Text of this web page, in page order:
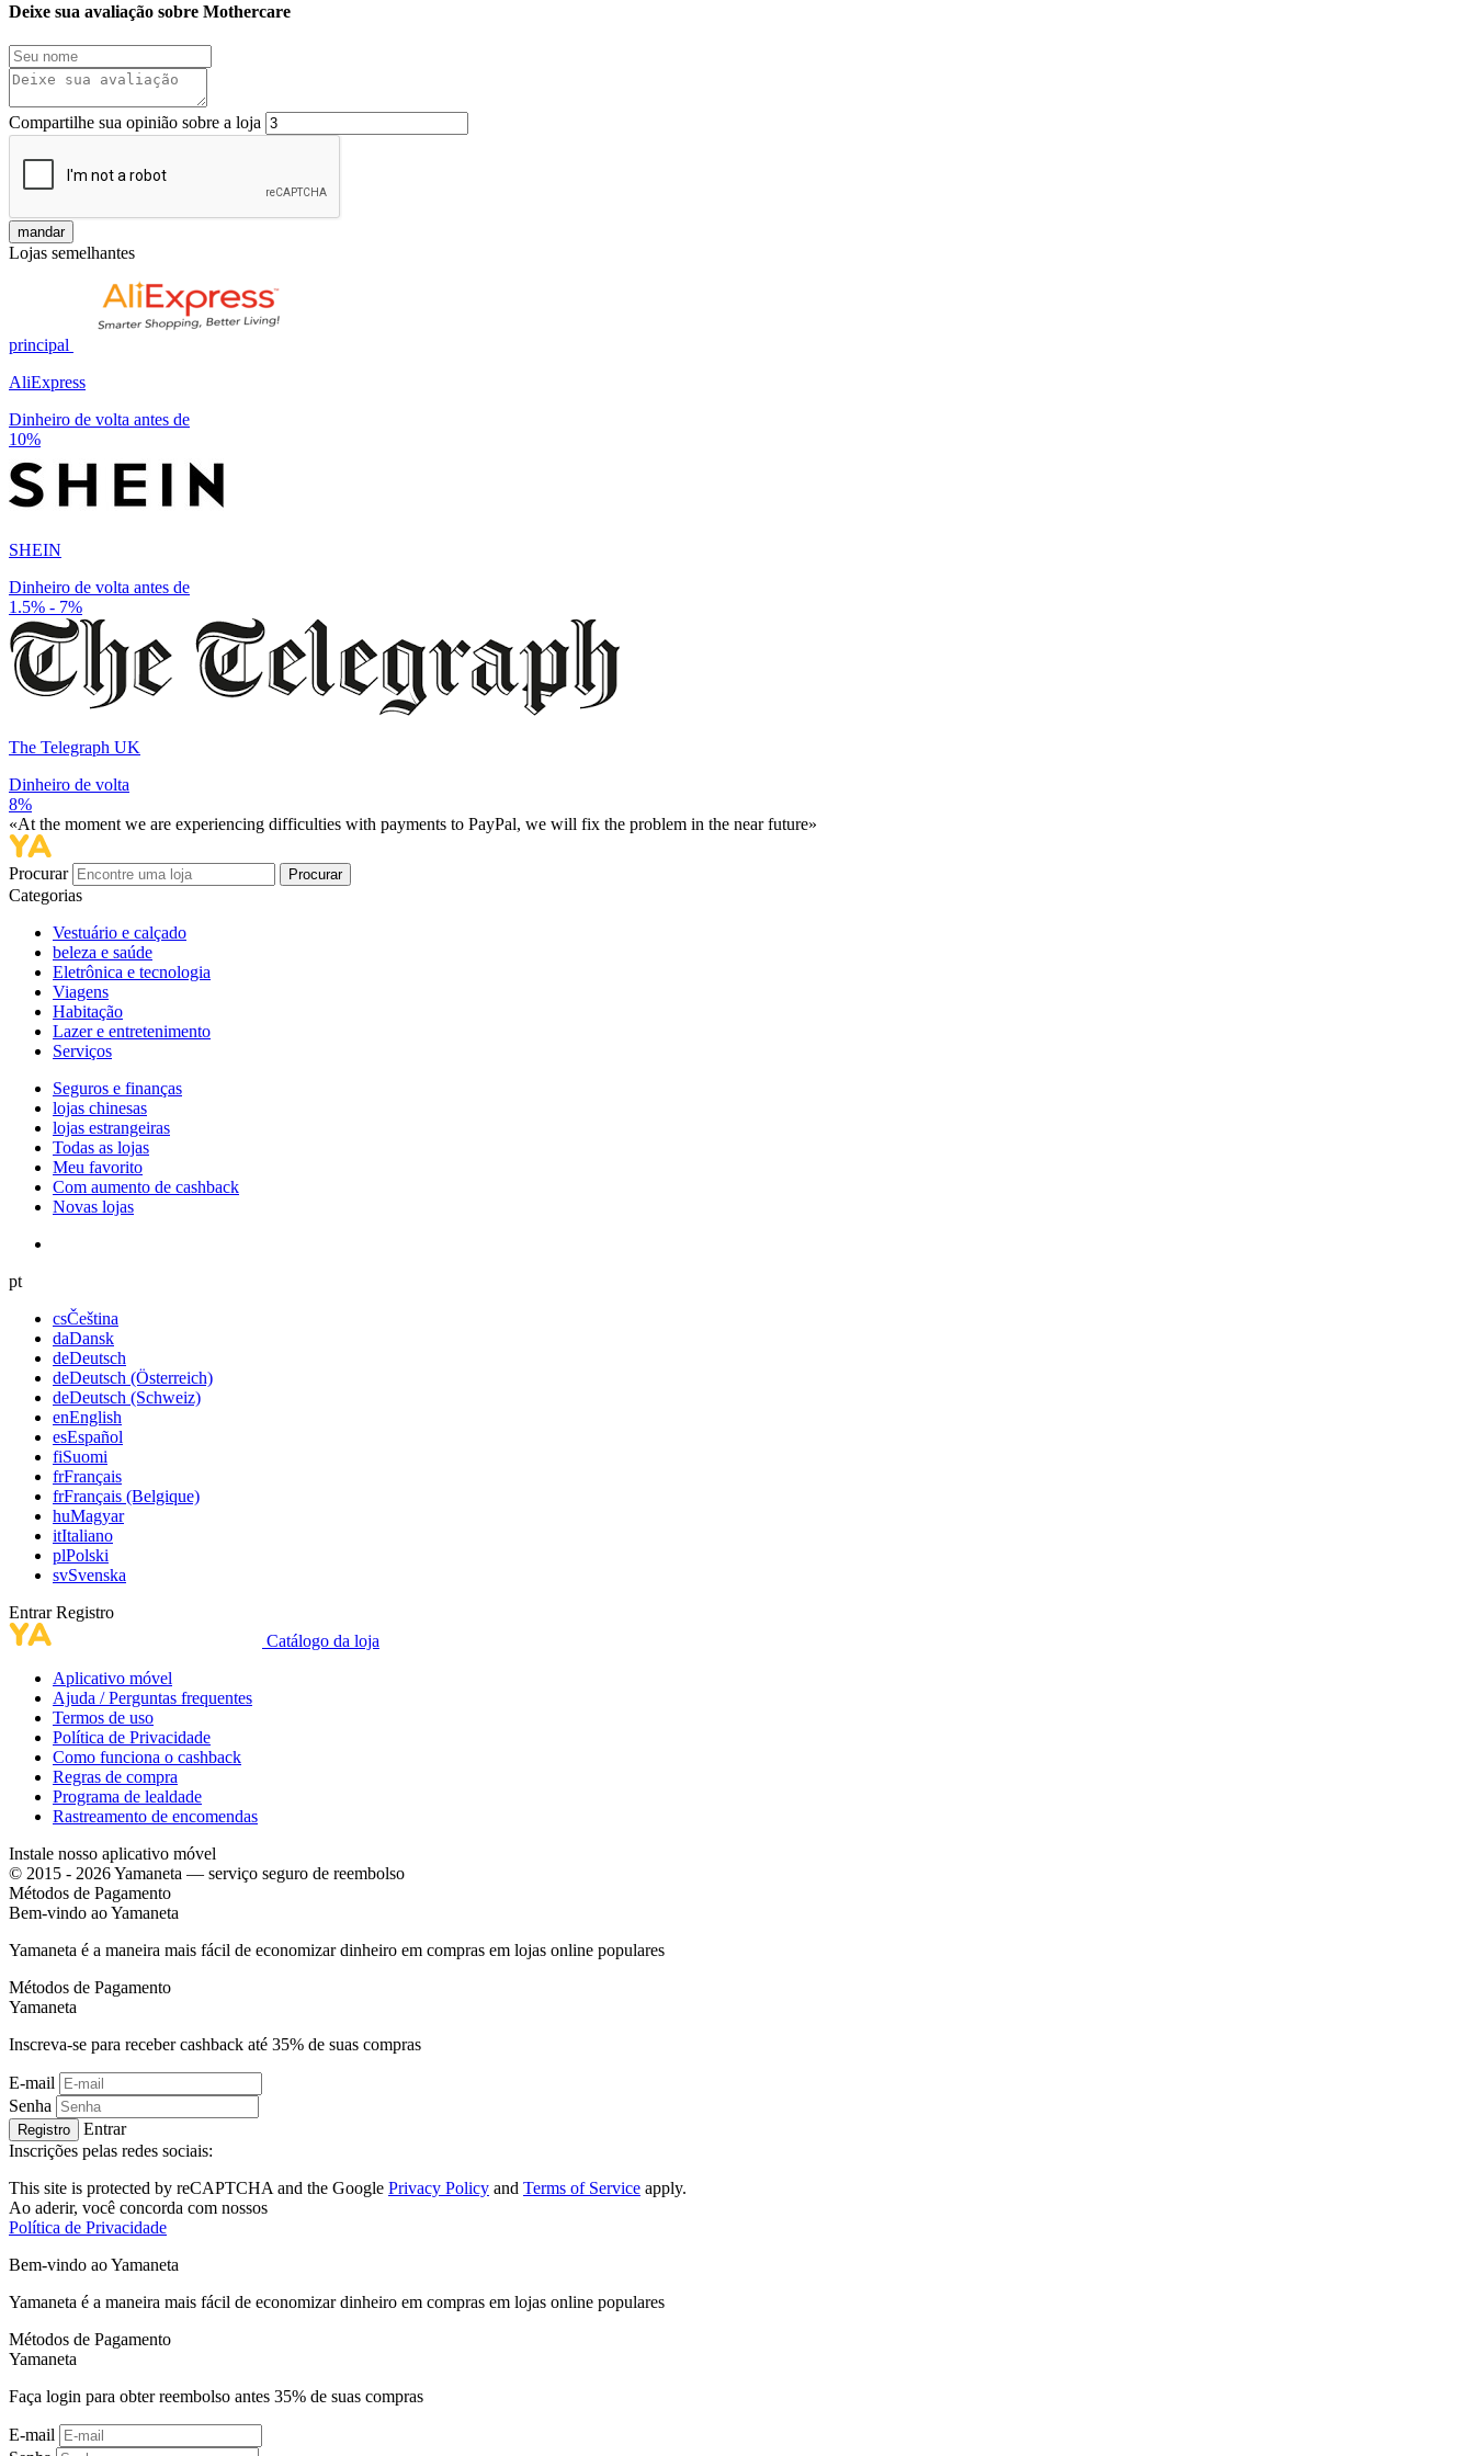
Deixe sua avaliação sobre Mothercare
Compartilhe sua opinião sobre a loja
mandar
Lojas semelhantes
principal
AliExpress
Dinheiro de volta antes de
10%
SHEIN
Dinheiro de volta antes de
1.5% - 7%
The Telegraph UK
Dinheiro de volta
8%
«At the moment we are experiencing difficulties with payments to PayPal, we will fix the problem in the near future»
Procurar Procurar
Categorias
Vestuário e calçado
beleza e saúde
Eletrônica e tecnologia
Viagens
Habitação
Lazer e entretenimento
Serviços
Seguros e finanças
lojas chinesas
lojas estrangeiras
Todas as lojas
Meu favorito
Com aumento de cashback
Novas lojas
pt
csČeština
daDansk
deDeutsch
deDeutsch (Österreich)
deDeutsch (Schweiz)
enEnglish
esEspañol
fiSuomi
frFrançais
frFrançais (Belgique)
huMagyar
itItaliano
plPolski
svSvenska
Entrar Registro
Catálogo da loja
Aplicativo móvel
Ajuda / Perguntas frequentes
Termos de uso
Política de Privacidade
Como funciona o cashback
Regras de compra
Programa de lealdade
Rastreamento de encomendas
Instale nosso aplicativo móvel
© 2015 - 2026 Yamaneta — serviço seguro de reembolso
Métodos de Pagamento
Bem-vindo aoYamaneta
Yamaneta é a maneira mais fácil de economizar dinheiro em compras em lojas online populares
Métodos de Pagamento
Yamaneta
Inscreva-se para receber cashback até 35% de suas compras
E-mail
Senha
Registro
Entrar
Inscrições pelas redes sociais:
This site is protected by reCAPTCHA and the Google Privacy Policy and Terms of Service apply.
Ao aderir, você concorda com nossos
Política de Privacidade
Bem-vindo aoYamaneta
Yamaneta é a maneira mais fácil de economizar dinheiro em compras em lojas online populares
Métodos de Pagamento
Yamaneta
Faça login para obter reembolso antes 35% de suas compras
E-mail